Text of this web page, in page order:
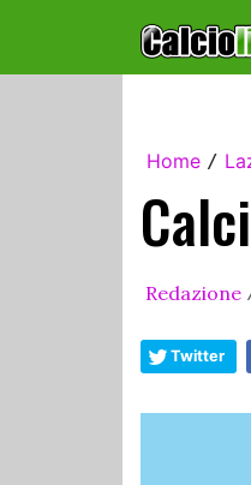
Home /
Redazione
Twitter